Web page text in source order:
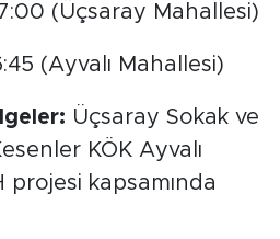
(Üçsaray Mahallesi)
(Ayvalı Mahallesi)
Üçsaray Sokak ve
KÖK Ayvalı
projesi kapsamında